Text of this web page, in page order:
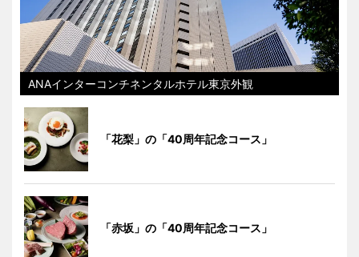
ANAインターコンチネンタルホテル東京外観
「花梨」の「40周年記念コース」
「赤坂」の「40周年記念コース」